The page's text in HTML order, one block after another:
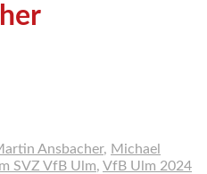
Ansbacher, Michael
SVZ VfB Ulm, VfB Ulm 2024